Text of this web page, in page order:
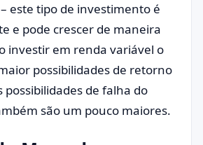
este tipo de investimento é
e pode crescer de maneira
investir em renda variável o
possibilidades de retorno
possibilidades de falha do
são um pouco maiores.